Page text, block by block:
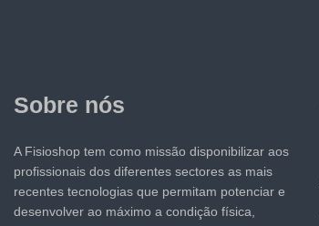
Sobre nós
A Fisioshop tem como missão disponibilizar aos
profissionais dos diferentes sectores as mais
recentes tecnologias que permitam potenciar e
desenvolver ao máximo a condição física,